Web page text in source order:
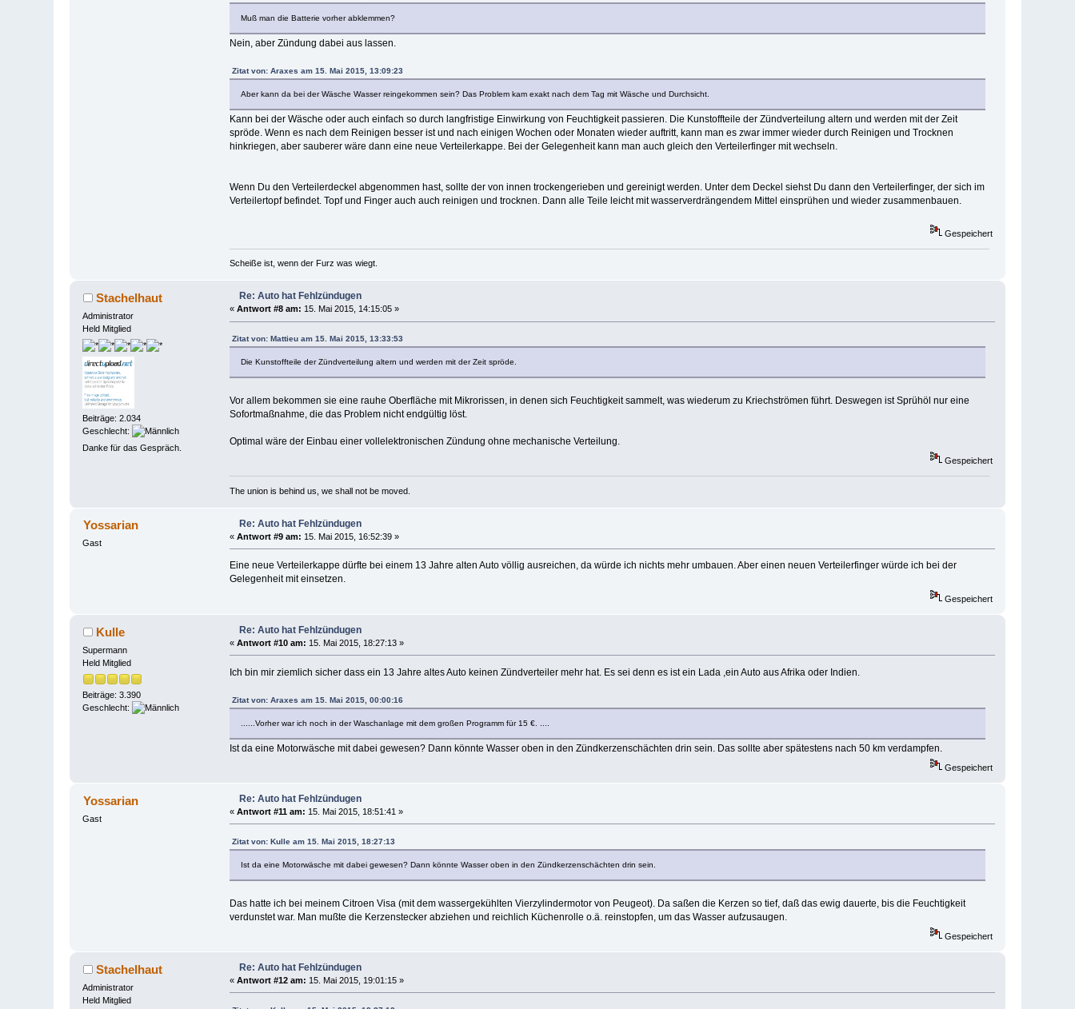
Muß man die Batterie vorher abklemmen?
Nein, aber Zündung dabei aus lassen.
Zitat von: Araxes am 15. Mai 2015, 13:09:23
Aber kann da bei der Wäsche Wasser reingekommen sein? Das Problem kam exakt nach dem Tag mit Wäsche und Durchsicht.
Kann bei der Wäsche oder auch einfach so durch langfristige Einwirkung von Feuchtigkeit passieren. Die Kunstoffteile der Zündverteilung altern und werden mit der Zeit
spröde. Wenn es nach dem Reinigen besser ist und nach einigen Wochen oder Monaten wieder auftritt, kann man es zwar immer wieder durch Reinigen und Trocknen
hinkriegen, aber sauberer wäre dann eine neue Verteilerkappe. Bei der Gelegenheit kann man auch gleich den Verteilerfinger mit wechseln.
Wenn Du den Verteilerdeckel abgenommen hast, sollte der von innen trockengerieben und gereinigt werden. Unter dem Deckel siehst Du dann den Verteilerfinger, der sich im
Verteilertopf befindet. Topf und Finger auch auch reinigen und trocknen. Dann alle Teile leicht mit wasserverdrängendem Mittel einsprühen und wieder zusammenbauen.
Gespeichert
Scheiße ist, wenn der Furz was wiegt.
Stachelhaut
Administrator
Held Mitglied
Beiträge: 2.034
Geschlecht:
Danke für das Gespräch.
Re: Auto hat Fehlzündugen
« Antwort #8 am: 15. Mai 2015, 14:15:05 »
Zitat von: Mattieu am 15. Mai 2015, 13:33:53
Die Kunstoffteile der Zündverteilung altern und werden mit der Zeit spröde.
Vor allem bekommen sie eine rauhe Oberfläche mit Mikrorissen, in denen sich Feuchtigkeit sammelt, was wiederum zu Kriechströmen führt. Deswegen ist Sprühöl nur eine
Sofortmaßnahme, die das Problem nicht endgültig löst.
Optimal wäre der Einbau einer vollelektronischen Zündung ohne mechanische Verteilung.
Gespeichert
The union is behind us, we shall not be moved.
Yossarian
Gast
Re: Auto hat Fehlzündugen
« Antwort #9 am: 15. Mai 2015, 16:52:39 »
Eine neue Verteilerkappe dürfte bei einem 13 Jahre alten Auto völlig ausreichen, da würde ich nichts mehr umbauen. Aber einen neuen Verteilerfinger würde ich bei der
Gelegenheit mit einsetzen.
Gespeichert
Kulle
Supermann
Held Mitglied
Beiträge: 3.390
Geschlecht:
Re: Auto hat Fehlzündugen
« Antwort #10 am: 15. Mai 2015, 18:27:13 »
Ich bin mir ziemlich sicher dass ein 13 Jahre altes Auto keinen Zündverteiler mehr hat. Es sei denn es ist ein Lada ,ein Auto aus Afrika oder Indien.
Zitat von: Araxes am 15. Mai 2015, 00:00:16
......Vorher war ich noch in der Waschanlage mit dem großen Programm für 15 €. ....
Ist da eine Motorwäsche mit dabei gewesen? Dann könnte Wasser oben in den Zündkerzenschächten drin sein. Das sollte aber spätestens nach 50 km verdampfen.
Gespeichert
Yossarian
Gast
Re: Auto hat Fehlzündugen
« Antwort #11 am: 15. Mai 2015, 18:51:41 »
Zitat von: Kulle am 15. Mai 2015, 18:27:13
Ist da eine Motorwäsche mit dabei gewesen? Dann könnte Wasser oben in den Zündkerzenschächten drin sein.
Das hatte ich bei meinem Citroen Visa (mit dem wassergekühlten Vierzylindermotor von Peugeot). Da saßen die Kerzen so tief, daß das ewig dauerte, bis die Feuchtigkeit
verdunstet war. Man mußte die Kerzenstecker abziehen und reichlich Küchenrolle o.ä. reinstopfen, um das Wasser aufzusaugen.
Gespeichert
Stachelhaut
Administrator
Held Mitglied
Re: Auto hat Fehlzündugen
« Antwort #12 am: 15. Mai 2015, 19:01:15 »